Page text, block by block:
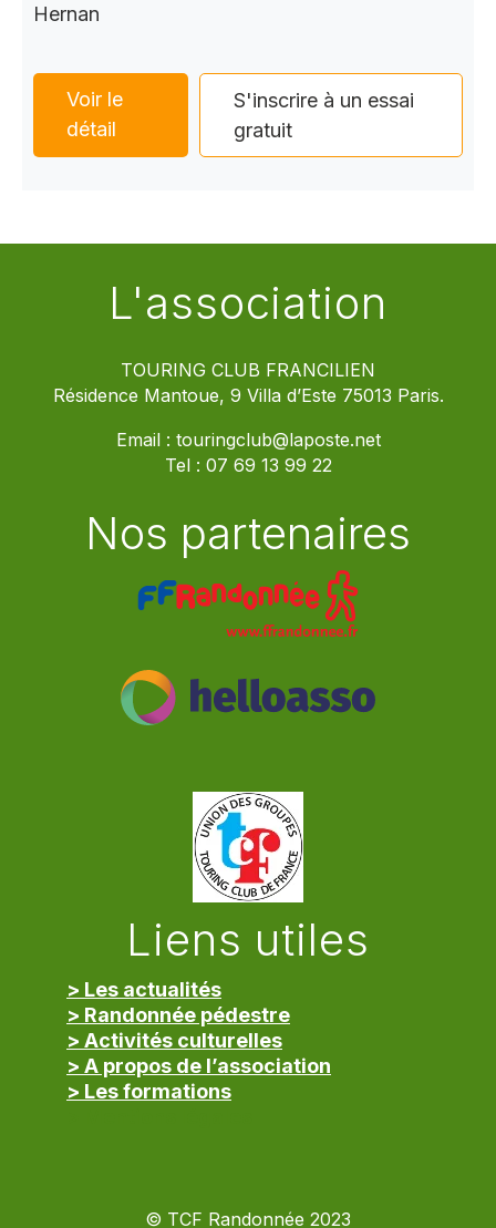
Hernan
Voir le
détail
S'inscrire à un essai
gratuit
L'association
TOURING CLUB FRANCILIEN
Résidence Mantoue, 9 Villa d’Este 75013 Paris.
Email : touringclub@laposte.net
Tel : 07 69 13 99 22
Nos partenaires
Liens utiles
> Les actualités
> Randonnée pédestre
> Activités culturelles
> A propos de l’association
> Les formations
© TCF Randonnée 2023